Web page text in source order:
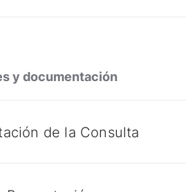
y documentación
de la Consulta